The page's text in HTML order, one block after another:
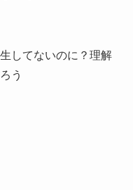
してないのに？理解
う